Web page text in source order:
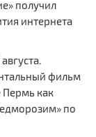
получил
интернета
фильм
Пермь как
по